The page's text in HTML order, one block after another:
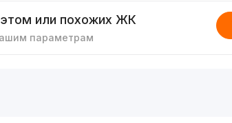
или похожих ЖК
параметрам